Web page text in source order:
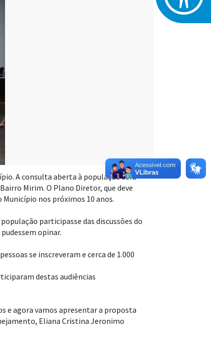
A consulta aberta à população será
Mirim. O Plano Diretor, que deve
nos próximos 10 anos.
participasse das discussões do
opinar.
se inscreveram e cerca de 1.000
destas audiências
e agora vamos apresentar a proposta
Eliana Cristina Jeronimo